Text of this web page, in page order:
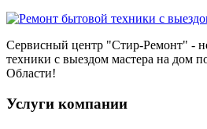
Сервисный центр "Стир-Ремонт" -
техники с выездом мастера на дом
Области!
Услуги компании